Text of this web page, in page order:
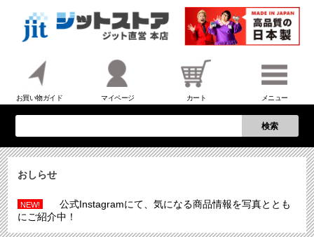
お買い物ガイド マイページ カート メニュー
検索
おしらせ
NEW!
公式Instagramにて、気になる商品情報を写真ととも
にご紹介中！